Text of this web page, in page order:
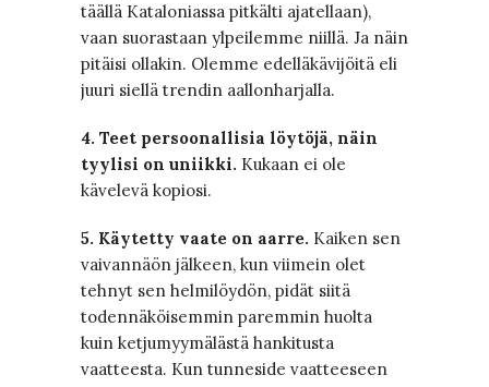
täällä Kataloniassa pitkälti ajatellaan),
vaan suorastaan ylpeilemme niillä. Ja näin
pitäisi ollakin. Olemme edelläkävijöitä eli
juuri siellä trendin aallonharjalla.
4. Teet persoonallisia löytöjä, näin
tyylisi on uniikki. Kukaan ei ole
kävelevä kopiosi.
5. Käytetty vaate on aarre. Kaiken sen
vaivannäön jälkeen, kun viimein olet
tehnyt sen helmilöydön, pidät siitä
todennäköisemmin paremmin huolta
kuin ketjumyymälästä hankitusta
vaatteesta. Kun tunneside vaatteeseen